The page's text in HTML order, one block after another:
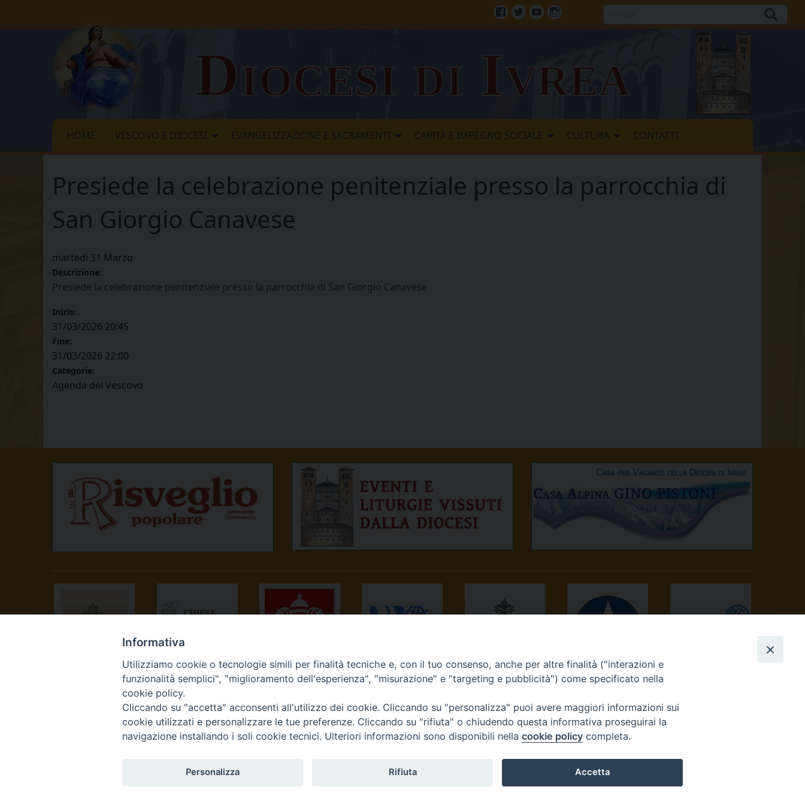
Diocesi di Ivrea
HOME VESCOVO E DIOCESI EVANGELIZZAZIONE E SACRAMENTI CARITÀ E IMPEGNO SOCIALE CULTURA CONTATTI
Presiede la celebrazione penitenziale presso la parrocchia di
San Giorgio Canavese
martedì 31 Marzo
Descrizione:
Presiede la celebrazione penitenziale presso la parrocchia di San Giorgio Canavese
Inizio:
31/03/2026 20:45
Fine:
31/03/2026 22:00
Categorie:
Agenda del Vescovo
CONFERENZA
EPISCOPALE
ITALIANA
NEWS.VA RADIO VATICANA
OSSERVATORE
ROMANO
AVVENIRE
Curia Vescovile Piazza Castello, 3 10015 Ivrea (To) Tel. 0125.641138 Fax 0125.40296 segreteriacuria@diocesivrea.it
Informativa
Utilizziamo cookie o tecnologie simili per finalità tecniche e, con il tuo consenso, anche per altre finalità ("interazioni e
funzionalità semplici", "miglioramento dell'esperienza", "misurazione" e "targeting e pubblicità") come specificato nella
cookie policy.
Cliccando su "accetta" acconsenti all'utilizzo dei cookie. Cliccando su "personalizza" puoi avere maggiori informazioni sui
cookie utilizzati e personalizzare le tue preferenze. Cliccando su "rifiuta" o chiudendo questa informativa proseguirai la
navigazione installando i soli cookie tecnici. Ulteriori informazioni sono disponibili nella cookie policy completa.
Personalizza Rifiuta Accetta